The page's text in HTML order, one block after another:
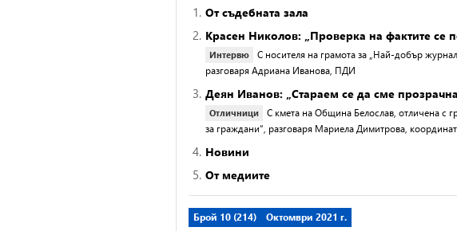
1. От съдебната зала
2. Красен Николов: „Проверка на фактите се
Интервю
С носителя на грамота за „Най-добър
разговаря Адриана Иванова, ПДИ
3. Деян Иванов: „Стараем се да сме
Отличници
С кмета на Община Белослав, отличена с
за граждани“, разговаря Мариела Димитрова,
4. Новини
5. От медиите
Брой 10 (214) Октомври 2021 г.